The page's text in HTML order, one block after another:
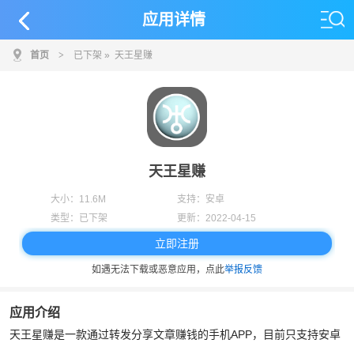
应用详情
首页 > 已下架 » 天王星赚
天王星赚
大小： 11.6M 支持： 安卓
类型：
已下架 更新： 2022-04-15
立即注册
如遇无法下载或恶意应用，点此举报反馈
应用介绍
天王星赚是一款通过转发分享文章赚钱的手机APP，目前只支持安卓